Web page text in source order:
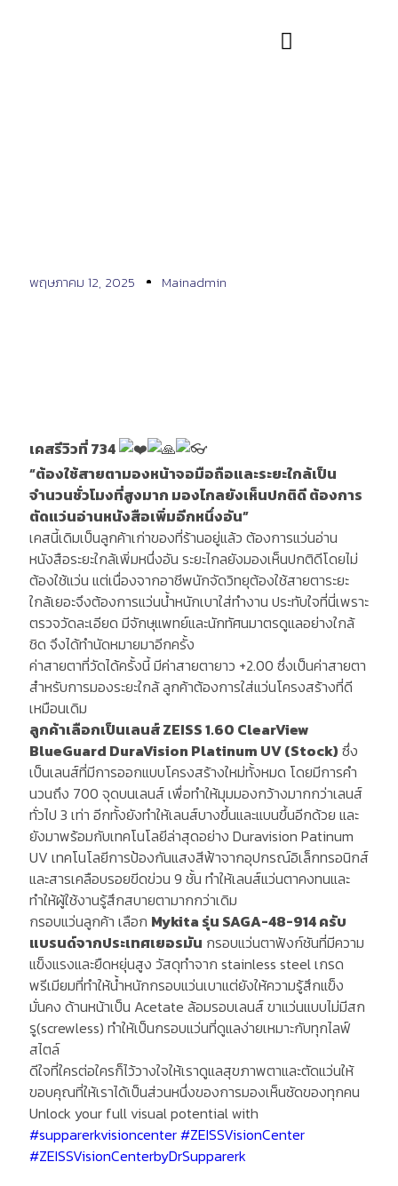
พฤษภาคม 12, 2025 Mainadmin
เคสรีวิวที่ 734
“ต้องใช้สายตามองหน้าจอมือถือและระยะใกล้เป็น
จำนวนชั่วโมงที่สูงมาก มองไกลยังเห็นปกติดี ต้องการ
ตัดแว่นอ่านหนังสือเพิ่มอีกหนึ่งอัน”
เคสนี้เดิมเป็นลูกค้าเก่าของที่ร้านอยู่แล้ว ต้องการแว่นอ่าน
หนังสือระยะใกล้เพิ่มหนึ่งอัน ระยะไกลยังมองเห็นปกติดีโดยไม่
ต้องใช้แว่น แต่เนื่องจากอาชีพนักจัดวิทยุต้องใช้สายตาระยะ
ใกล้เยอะจึงต้องการแว่นน้ำหนักเบาใส่ทำงาน ประทับใจที่นี่เพราะ
ตรวจวัดละเอียด มีจักษุแพทย์และนักทัศนมาตรดูแลอย่างใกล้
ชิด จึงได้ทำนัดหมายมาอีกครั้ง
ค่าสายตาที่วัดได้ครั้งนี้ มีค่าสายตายาว +2.00 ซึ่งเป็นค่าสายตา
สำหรับการมองระยะใกล้ ลูกค้าต้องการใส่แว่นโครงสร้างที่ดี
เหมือนเดิม
ลูกค้าเลือกเป็นเลนส์ ZEISS 1.60 ClearView
BlueGuard DuraVision Platinum UV (Stock) ซึ่ง
เป็นเลนส์ที่มีการออกแบบโครงสร้างใหม่ทั้งหมด โดยมีการคำ
นวนถึง 700 จุดบนเลนส์ เพื่อทำให้มุมมองกว้างมากกว่าเลนส์
ทั่วไป 3 เท่า อีกทั้งยังทำให้เลนส์บางขึ้นและแบนขึ้นอีกด้วย และ
ยังมาพร้อมกับเทคโนโลยีล่าสุดอย่าง Duravision Patinum
UV เทคโนโลยีการป้องกันแสงสีฟ้าจากอุปกรณ์อิเล็กทรอนิกส์
และสารเคลือบรอยขีดข่วน 9 ชั้น ทำให้เลนส์แว่นตาคงทนและ
ทำให้ผู้ใช้งานรู้สึกสบายตามากกว่าเดิม
กรอบแว่นลูกค้า เลือก Mykita รุ่น SAGA-48-914 ครับ
แบรนด์จากประเทศเยอรมัน กรอบแว่นตาฟังก์ชันที่มีความ
แข็งแรงและยืดหยุ่นสูง วัสดุทำจาก stainless steel เกรด
พรีเมียมที่ทำให้น้ำหนักกรอบแว่นเบาแต่ยังให้ความรู้สึกแข็ง
มั่นคง ด้านหน้าเป็น Acetate ล้อมรอบเลนส์ ขาแว่นแบบไม่มีสก
รู(screwless) ทำให้เป็นกรอบแว่นที่ดูแลง่ายเหมาะกับทุกไลฟ์
สไตล์
ดีใจที่ใครต่อใครก็ไว้วางใจให้เราดูแลสุขภาพตาและตัดแว่นให้
ขอบคุณที่ให้เราได้เป็นส่วนหนึ่งของการมองเห็นชัดของทุกคน
Unlock your full visual potential with
#supparerkvisioncenter#ZEISSVisionCenter
#ZEISSVisionCenterbyDrSupparerk